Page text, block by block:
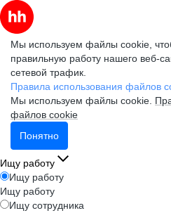
Мы используем файлы cookie,
правильную работу нашего веб-
сетевой трафик.
Правила использования файлов
Мы используем файлы cookie.
файлов cookie
Понятно
Ищу работу
Ищу работу
Ищу работу
Ищу сотрудника